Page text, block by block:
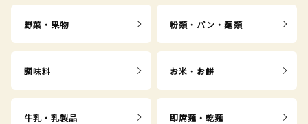
野菜・果物 粉類・パン・麺類
調味料 お米・お餅
牛乳・乳製品 即席麺・乾麺